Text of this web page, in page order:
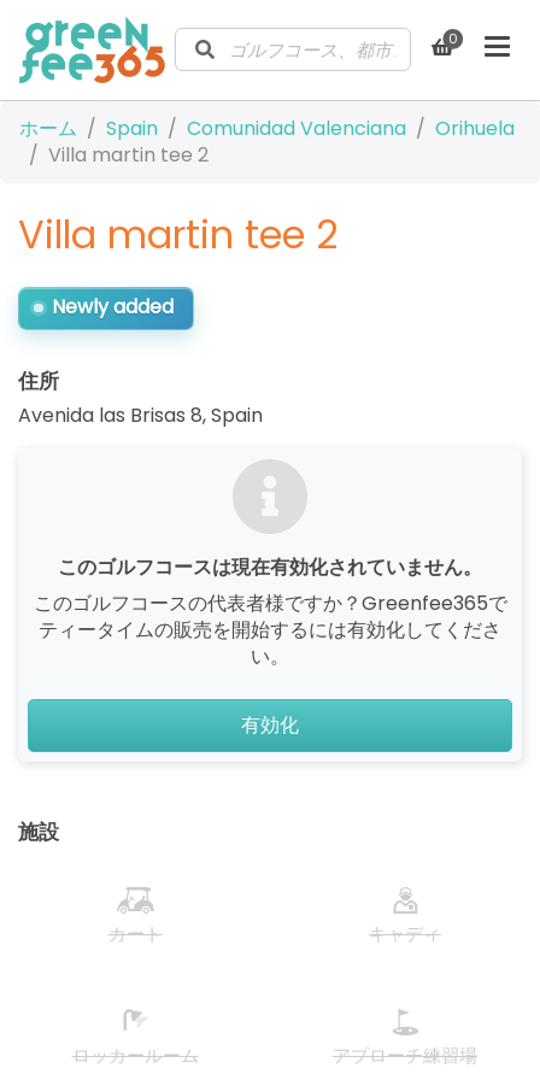
0
ホーム Spain Comunidad Valenciana
Orihuela
Villa martin tee 2
Villa martin tee 2
Newly added
住所
Avenida las Brisas 8,Spain
このゴルフコースは現在有効化されていません。
このゴルフコースの代表者様ですか？Greenfee365で
ティータイムの販売を開始するには有効化してくださ
い。
有効化
施設
カート キャディ
ロッカールーム アプローチ練習場